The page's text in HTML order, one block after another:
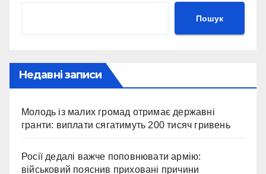
Пошук
Недавні записи
Молодь із малих громад отримає державні
гранти: виплати сягатимуть 200 тисяч гривень
Росії дедалі важче поповнювати армію:
військовий пояснив приховані причини